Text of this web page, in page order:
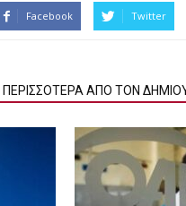
Facebook Twitter
ΠΕΡΙΣΣΟΤΕΡΑ ΑΠΟ ΤΟΝ